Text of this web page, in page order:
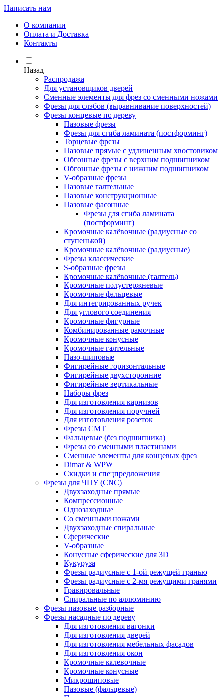
Написать нам
О компании
Оплата и Доставка
Контакты
Назад
Распродажа
Для установщиков дверей
Сменные элементы для фрез со сменными ножами
Фрезы для слэбов (выравнивание поверхностей)
Фрезы концевые по дереву
Пазовые фрезы
Фрезы для сгиба ламината (постформинг)
Торцевые фрезы
Пазовые прямые с удлиненным хвостовиком
Обгонные фрезы с верхним подшипником
Обгонные фрезы с нижним подшипником
V-образные фрезы
Пазовые галтельные
Пазовые конструкционные
Пазовые фасонные
Фрезы для сгиба ламината
(постформинг)
Кромочные калёвочные (радиусные со
ступенькой)
Кромочные калёвочные (радиусные)
Фрезы классические
S-образные фрезы
Кромочные калёвочные (галтель)
Кромочные полустержневые
Кромочные фальцевые
Для интегрированных ручек
Для углового соединения
Кромочные фигурные
Комбинированные рамочные
Кромочные конусные
Кромочные галтельные
Пазо-шиповые
Фигирейные горизонтальные
Фигирейные двухсторонние
Фигирейные вертикальные
Наборы фрез
Для изготовления карнизов
Для изготовления поручней
Для изготовления розеток
Фрезы CMT
Фальцевые (без подшипника)
Фрезы со сменными пластинами
Сменные элементы для концевых фрез
Dimar & WPW
Скидки и спецпредложения
Фрезы для ЧПУ (CNC)
Двухзаходные прямые
Компрессионные
Однозаходные
Со сменными ножами
Двухзаходные спиральные
Сферические
V-образные
Конусные сферические для 3D
Кукуруза
Фрезы радиусные с 1-ой режущей гранью
Фрезы радиусные с 2-мя режущими гранями
Гравировальные
Cпиральные по аллюминию
Фрезы пазовые разборные
Фрезы насадные по дереву
Для изготовления вагонки
Для изготовления дверей
Для изготовления мебельных фасадов
Для изготовления окон
Кромочные калевочные
Кромочные конусные
Микрошиповые
Пазовые (фальцевые)